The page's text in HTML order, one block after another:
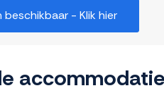
beschikbaar - Klik hier
accommodatie